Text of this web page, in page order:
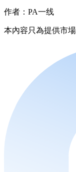
作者：PA一线
本內容只為提供市